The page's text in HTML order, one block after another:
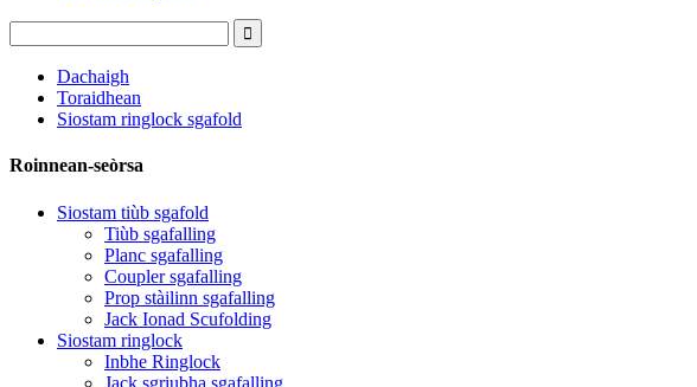
Dachaigh
Toraidhean
Siostam ringlock sgafold
Roinnean-seòrsa
Siostam tiùb sgafold
Tiùb sgafalling
Planc sgafalling
Coupler sgafalling
Prop stàilinn sgafalling
Jack Ionad Scufolding
Siostam ringlock
Inbhe Ringlock
Jack sgriubha sgafalling